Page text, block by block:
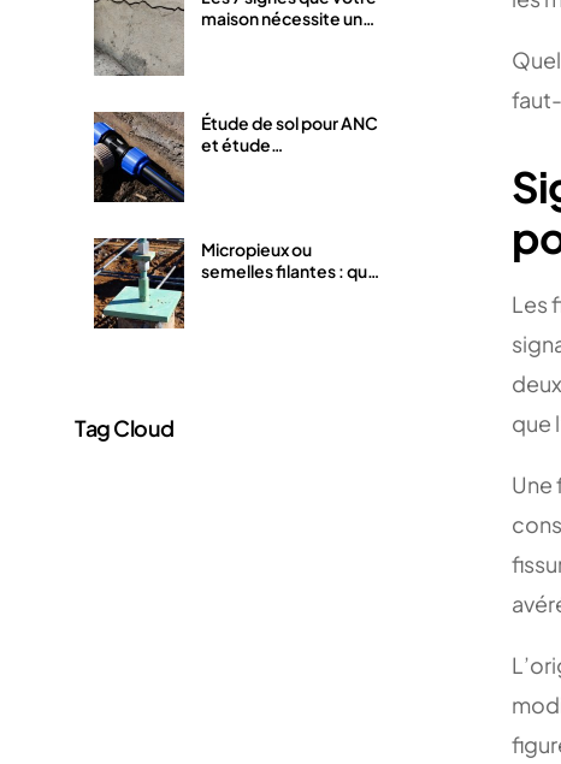
Les
que
Une
maison nécessite une
Étude de sol pour ANC
et étude
Micropieux ou
semelles filantes : quel
Tag Cloud